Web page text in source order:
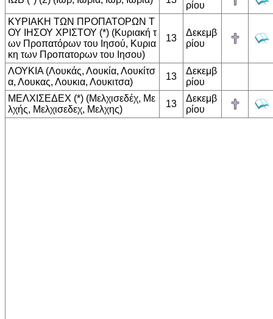
ρίου
ΚΥΡΙΑΚΗ ΤΩΝ ΠΡΟΠΑΤΟΡΩΝ Τ
ΟΥ ΙΗΣΟΥ ΧΡΙΣΤΟΥ (*) (Κυριακή τ
ων Προπατόρων του Ιησού, Κυρια
κη των Προπατορων του Ιησου)
13
Δεκεμβ
ρίου
ΛΟΥΚΙΑ (Λουκάς, Λουκία, Λουκίτσ
α, Λουκας, Λουκια, Λουκιτσα)
13
Δεκεμβ
ρίου
ΜΕΛΧΙΣΕΔΕΧ (*) (Μελχισεδέχ, Με
λχής, Μελχισεδεχ, Μελχης)
13
Δεκεμβ
ρίου